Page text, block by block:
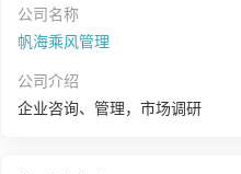
公司名称
帆海乘风管理
公司介绍
企业咨询、管理，市场调研